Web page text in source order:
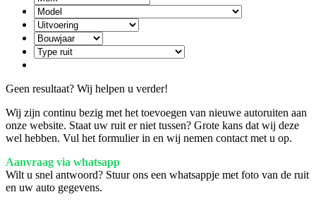
Geen resultaat? Wij helpen u verder!
Wij zijn continu bezig met het toevoegen van nieuwe autoruiten aan
onze website. Staat uw ruit er niet tussen? Grote kans dat wij deze
wel hebben. Vul het formulier in en wij nemen contact met u op.
Aanvraag via whatsapp
Wilt u snel antwoord? Stuur ons een whatsappje met foto van de ruit
en uw auto gegevens.